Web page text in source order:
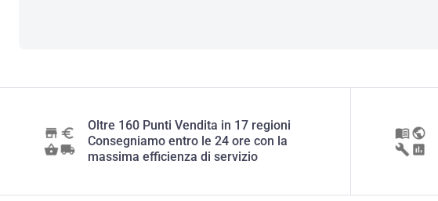
Oltre 160 Punti Vendita in 17 regioni
Consegniamo entro le 24 ore con la
massima efficienza di servizio